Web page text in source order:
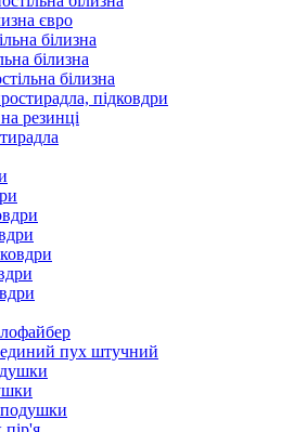
євро
білизна
білизна
білизна
підковдри
резинці
пух штучний
подушки